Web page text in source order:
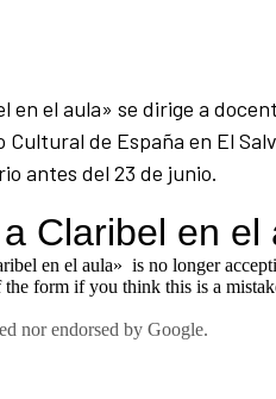
en el aula» se dirige a
Cultural de España en El
antes del 23 de junio.